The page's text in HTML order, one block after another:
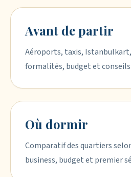
Avant de partir
Aéroports, taxis,
formalités, budget et
Où dormir
Comparatif des quartiers
business, budget et premier